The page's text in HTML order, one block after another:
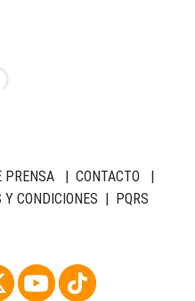
PRENSA| CONTACTO |
Y CONDICIONES | PQRS